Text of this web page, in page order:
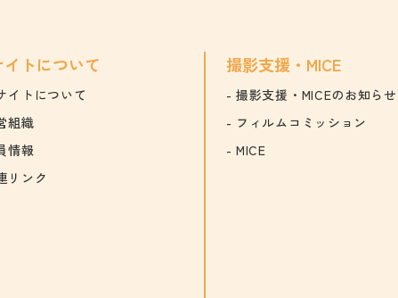
トについて
イトについて
組織
情報
リンク
撮影支援・MICE
撮影支援・MICEのお知らせ
フィルムコミッション
MICE